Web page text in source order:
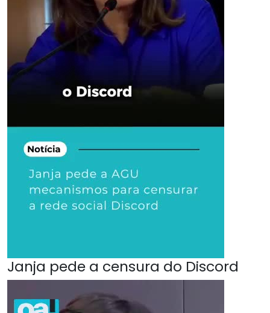
Janja pede a censura do Discord